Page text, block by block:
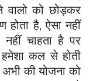
को छोड़कर
होता है, ऐसा नहीं
नहीं चाहता है पर
कल से होती
की योजना को